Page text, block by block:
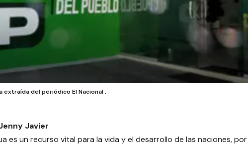
extraída del periódico El Nacional .
Javier
es un recurso vital para la vida y el desarrollo de las naciones,